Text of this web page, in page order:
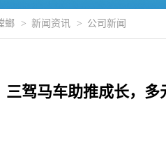
螂 新闻资讯 公司新闻
三驾马车助推成长，